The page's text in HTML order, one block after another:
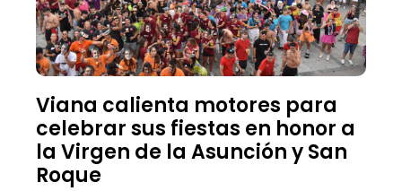
Viana calienta motores para
celebrar sus fiestas en honor a
la Virgen de la Asunción y San
Roque